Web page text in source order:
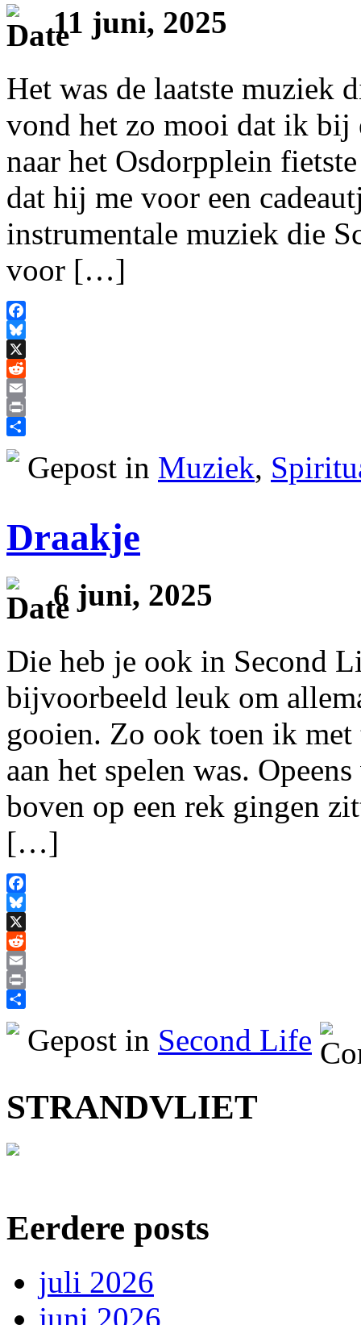
11 juni, 2025
Het was de laatste muziek
vond het zo mooi dat ik bij
naar het Osdorpplein
dat hij me voor een
instrumentale muziek die
voor […]
Facebook
Bluesky
X
Reddit
Email
Print
Gepost in Muziek,
Draakje
6 juni, 2025
Die heb je ook in Second
bijvoorbeeld leuk om
gooien. Zo ook toen ik
aan het spelen was.
boven op een rek gingen
[…]
Facebook
Bluesky
X
Reddit
Email
Print
Gepost in Second Life
STRANDVLIET
Eerdere posts
juli 2026
juni 2026